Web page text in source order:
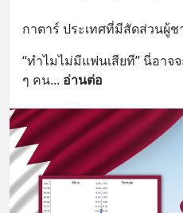
กาตาร์ ประเทศที่มีสัดส่วนผู้
“ทำไมไม่มีแฟนเสียที” นี่อาจ
ๆ คน... อ่านต่อ